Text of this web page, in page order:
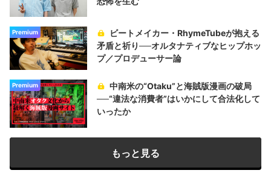
Premium
ビートメイカー・RhymeTubeが抱える
矛盾と祈り──オルタナティブなヒップホッ
プ／プロデューサー論
Premium
中南米の“Otaku”と海賊版漫画の破局
──“違法な消費者”はいかにして合法化して
いったか
もっと見る